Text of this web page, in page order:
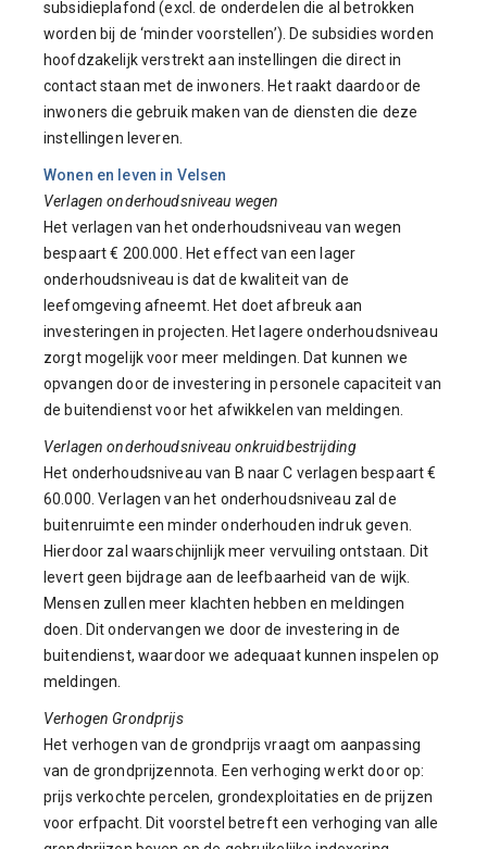
subsidieplafond (excl. de onderdelen die al betrokken
worden bij de ‘minder voorstellen’). De subsidies worden
hoofdzakelijk verstrekt aan instellingen die direct in
contact staan met de inwoners. Het raakt daardoor de
inwoners die gebruik maken van de diensten die deze
instellingen leveren.
Wonen en leven in Velsen
Verlagen onderhoudsniveau wegen
Het verlagen van het onderhoudsniveau van wegen
bespaart € 200.000. Het effect van een lager
onderhoudsniveau is dat de kwaliteit van de
leefomgeving afneemt. Het doet afbreuk aan
investeringen in projecten. Het lagere onderhoudsniveau
zorgt mogelijk voor meer meldingen. Dat kunnen we
opvangen door de investering in personele capaciteit van
de buitendienst voor het afwikkelen van meldingen.
Verlagen onderhoudsniveau onkruidbestrijding
Het onderhoudsniveau van B naar C verlagen bespaart €
60.000. Verlagen van het onderhoudsniveau zal de
buitenruimte een minder onderhouden indruk geven.
Hierdoor zal waarschijnlijk meer vervuiling ontstaan. Dit
levert geen bijdrage aan de leefbaarheid van de wijk.
Mensen zullen meer klachten hebben en meldingen
doen. Dit ondervangen we door de investering in de
buitendienst, waardoor we adequaat kunnen inspelen op
meldingen.
Verhogen Grondprijs
Het verhogen van de grondprijs vraagt om aanpassing
van de grondprijzennota. Een verhoging werkt door op:
prijs verkochte percelen, grondexploitaties en de prijzen
voor erfpacht. Dit voorstel betreft een verhoging van alle